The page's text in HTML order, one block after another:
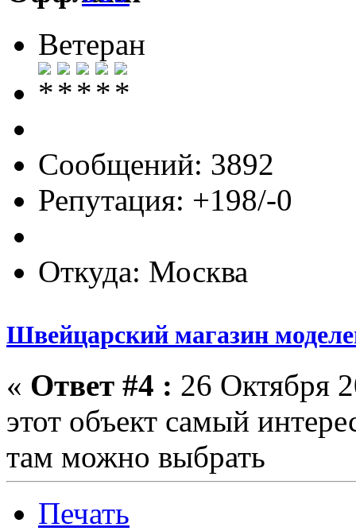
Ветеран
Сообщений: 3892
Репутация: +198/-0
Откуда: Москва
Швейцарский магазин
« Ответ #4 : 26 Октября
этот объект самый
там можно выбрать
Печать